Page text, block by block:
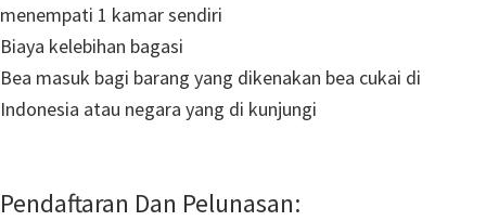
menempati 1 kamar sendiri
Biaya kelebihan bagasi
Bea masuk bagi barang yang dikenakan bea cukai di
Indonesia atau negara yang di kunjungi
Pendaftaran Dan Pelunasan: